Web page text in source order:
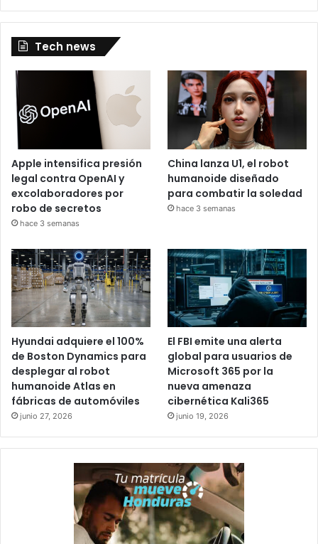
Tech news
Apple intensifica presión
legal contra OpenAI y
excolaboradores por
robo de secretos
hace 3 semanas
China lanza U1, el robot
humanoide diseñado
para combatir la soledad
hace 3 semanas
Hyundai adquiere el 100%
de Boston Dynamics para
desplegar al robot
humanoide Atlas en
fábricas de automóviles
junio 27, 2026
El FBI emite una alerta
global para usuarios de
Microsoft 365 por la
nueva amenaza
cibernética Kali365
junio 19, 2026